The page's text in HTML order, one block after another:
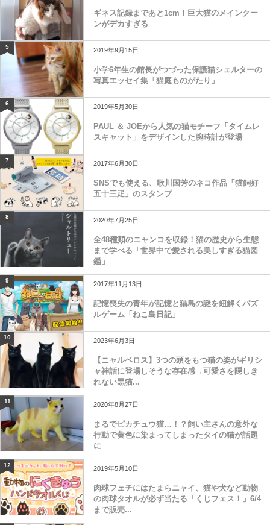
ギネス記録まであと1cm！巨大猫のメインクー
ンがデカすぎる
5 2019年9月15日
小学6年生の館長がつづった保護猫シェルターの
写真エッセイ集「猫庭ものがたり」
6 2019年5月30日
PAUL ＆ JOEから人気の猫モチーフ「タイムレ
スキャット」をデザインした腕時計が登場
7 2017年6月30日
SNSでも使える、歌川国芳のネコ作品「猫飼好
五十三疋」のスタンプ
8 2020年7月25日
全48種類のニャンコを収録！猫の歴史から生態
まで学べる「世界中で愛される美しすぎる猫図
鑑」
9 2017年11月13日
記憶喪失の青年が記憶と猫島の謎を紐解くパズ
ルゲーム「ねこ島日記」
10 2023年6月3日
【ニャルベロス】3つの頭をもつ猫の姿がギリシ
ャ神話に登場しそうな存在感→可愛さを隠しき
れない黒猫...
11 2020年8月27日
まるでピカチュウ猫…！？飼い主さんの意外な
行動で黄色に染まってしまったタイの猫が話題
に
12 2019年5月10日
肉球フェチにはたまらニャイ、猫や犬など動物
の肉球タオルが必ず当たる「くじフェス！」6/4
まで販売...